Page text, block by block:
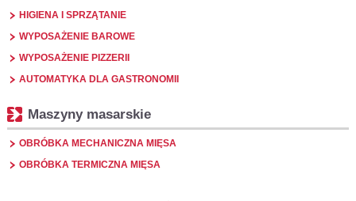
HIGIENA I SPRZĄTANIE
WYPOSAŻENIE BAROWE
WYPOSAŻENIE PIZZERII
AUTOMATYKA DLA GASTRONOMII
Maszyny masarskie
OBRÓBKA MECHANICZNA MIĘSA
OBRÓBKA TERMICZNA MIĘSA